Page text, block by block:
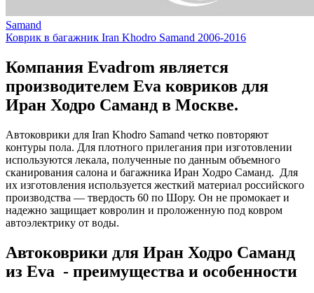
Samand
Коврик в багажник Iran Khodro Samand 2006-2016
Компания Evadrom является
производителем Eva ковриков для
Иран Ходро Саманд в Москве.
Автоковрики для Iran Khodro Samand четко повторяют
контуры пола. Для плотного прилегания при изготовлении
используются лекала, полученные по данным объемного
сканирования салона и багажника Иран Ходро Саманд. Для
их изготовления используется жесткий материал российского
производства — твердость 60 по Шору. Он не промокает и
надежно защищает ковролин и проложенную под ковром
автоэлектрику от воды.
Автоковрики для Иран Ходро Саманд
из Eva - преимущества и особенности